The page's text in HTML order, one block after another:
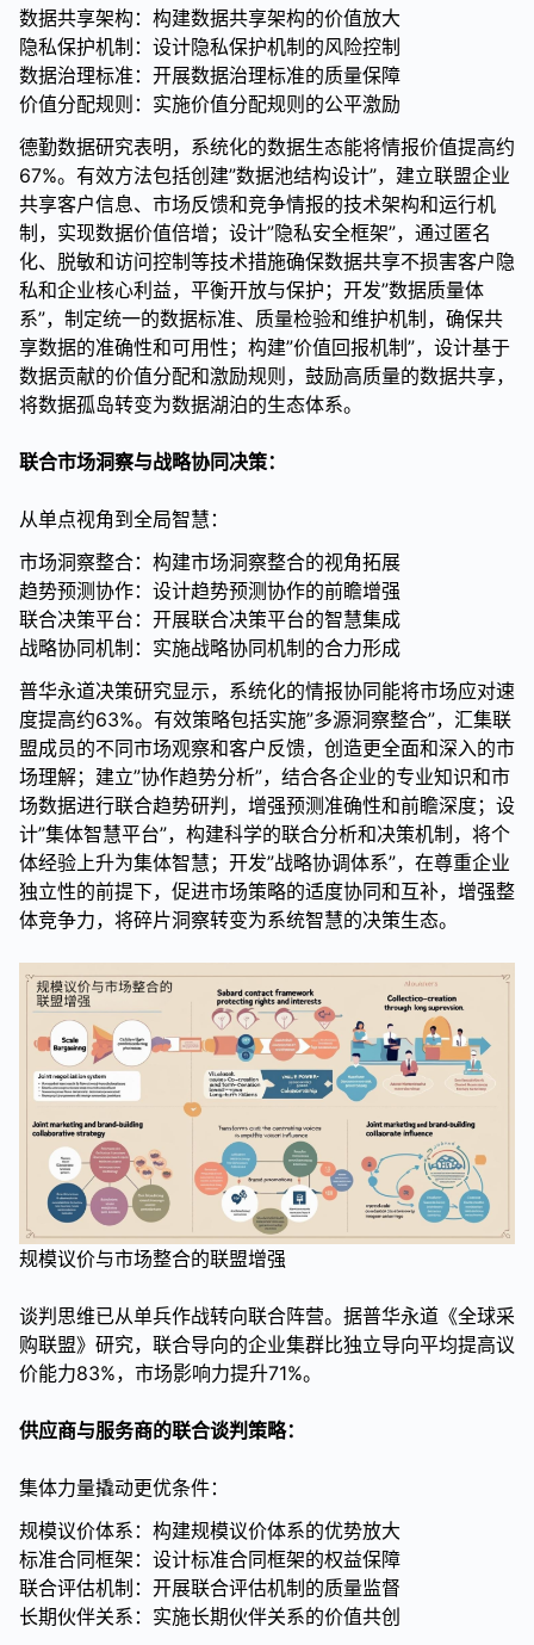
数据共享架构：构建数据共享架构的价值放大
隐私保护机制：设计隐私保护机制的风险控制
数据治理标准：开展数据治理标准的质量保障
价值分配规则：实施价值分配规则的公平激励
德勤数据研究表明，系统化的数据生态能将情报价值提高约
67%。有效方法包括创建”数据池结构设计”，建立联盟企业
共享客户信息、市场反馈和竞争情报的技术架构和运行机
制，实现数据价值倍增；设计”隐私安全框架”，通过匿名
化、脱敏和访问控制等技术措施确保数据共享不损害客户隐
私和企业核心利益，平衡开放与保护；开发”数据质量体
系”，制定统一的数据标准、质量检验和维护机制，确保共
享数据的准确性和可用性；构建”价值回报机制”，设计基于
数据贡献的价值分配和激励规则，鼓励高质量的数据共享，
将数据孤岛转变为数据湖泊的生态体系。
联合市场洞察与战略协同决策：
从单点视角到全局智慧：
市场洞察整合：构建市场洞察整合的视角拓展
趋势预测协作：设计趋势预测协作的前瞻增强
联合决策平台：开展联合决策平台的智慧集成
战略协同机制：实施战略协同机制的合力形成
普华永道决策研究显示，系统化的情报协同能将市场应对速
度提高约63%。有效策略包括实施”多源洞察整合”，汇集联
盟成员的不同市场观察和客户反馈，创造更全面和深入的市
场理解；建立”协作趋势分析”，结合各企业的专业知识和市
场数据进行联合趋势研判，增强预测准确性和前瞻深度；设
计”集体智慧平台”，构建科学的联合分析和决策机制，将个
体经验上升为集体智慧；开发”战略协调体系”，在尊重企业
独立性的前提下，促进市场策略的适度协同和互补，增强整
体竞争力，将碎片洞察转变为系统智慧的决策生态。
规模议价与市场整合的联盟增强
谈判思维已从单兵作战转向联合阵营。据普华永道《全球采
购联盟》研究，联合导向的企业集群比独立导向平均提高议
价能力83%，市场影响力提升71%。
供应商与服务商的联合谈判策略：
集体力量撬动更优条件：
规模议价体系：构建规模议价体系的优势放大
标准合同框架：设计标准合同框架的权益保障
联合评估机制：开展联合评估机制的质量监督
长期伙伴关系：实施长期伙伴关系的价值共创